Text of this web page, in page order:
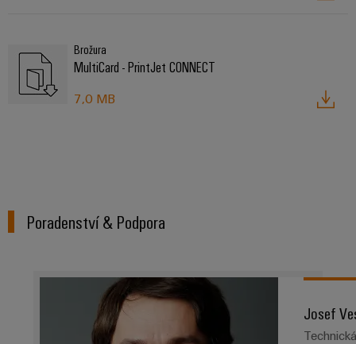
Brožura
MultiCard - PrintJet CONNECT
7,0 MB
Poradenství & Podpora
Josef